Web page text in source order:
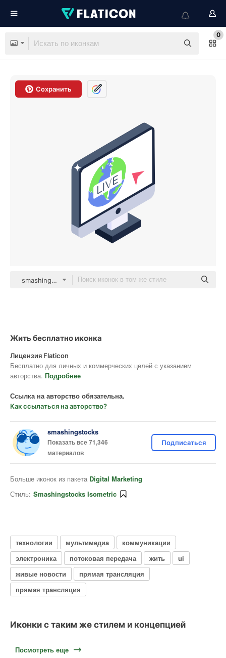
0
Сохранить
smashingstocks Isometric
Жить бесплатно иконка
Лицензия Flaticon
Бесплатно для личных и коммерческих целей с указанием
авторства. Подробнее
Ссылка на авторство обязательна.
Как ссылаться на авторство?
smashingstocks
Показать все 71,346
материалов
Подписаться
Больше иконок из пакета Digital Marketing
Стиль: Smashingstocks Isometric
технологии мультимедиа
коммуникации
электроника
потоковая передача жить
ui
живые новости
прямая трансляция
прямая трансляция
Иконки с таким же стилем и концепцией
Посмотреть еще